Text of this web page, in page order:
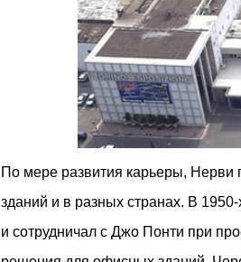
По мере развития карьеры, Нерви
зданий и в разных странах. В
и сотрудничал с Джо Понти при